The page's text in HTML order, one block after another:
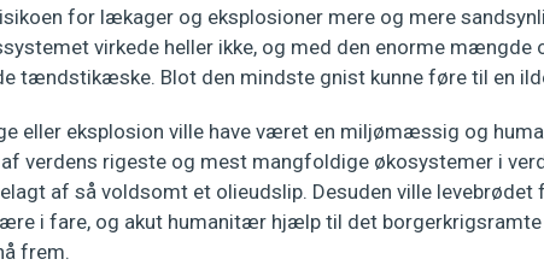
for lækager og eksplosioner mere og mere
virkede heller ikke, og med den enorme mængde
tændstikæske. Blot den mindste gnist kunne føre til en
eller eksplosion ville have været en miljømæssig og
af verdens rigeste og mest mangfoldige økosystemer i
af så voldsomt et olieudslip. Desuden ville levebrødet
i fare, og akut humanitær hjælp til det borgerkrigsramte
frem.